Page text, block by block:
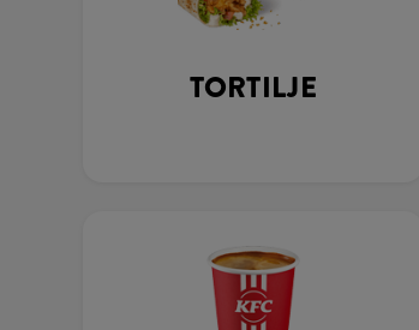
TORTILJE